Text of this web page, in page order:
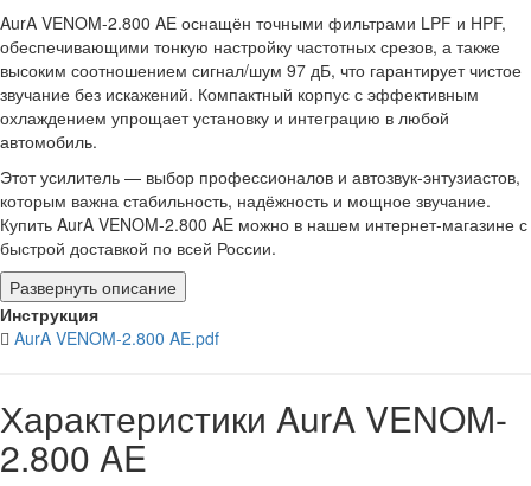
AurA VENOM-2.800 AE оснащён точными фильтрами LPF и HPF,
обеспечивающими тонкую настройку частотных срезов, а также
высоким соотношением сигнал/шум 97 дБ, что гарантирует чистое
звучание без искажений. Компактный корпус с эффективным
охлаждением упрощает установку и интеграцию в любой
автомобиль.
Этот усилитель — выбор профессионалов и автозвук-энтузиастов,
которым важна стабильность, надёжность и мощное звучание.
Купить AurA VENOM-2.800 AE можно в нашем интернет-магазине с
быстрой доставкой по всей России.
Развернуть описание
Инструкция
AurA VENOM-2.800 AE.pdf
Характеристики AurA VENOM-
2.800 AE